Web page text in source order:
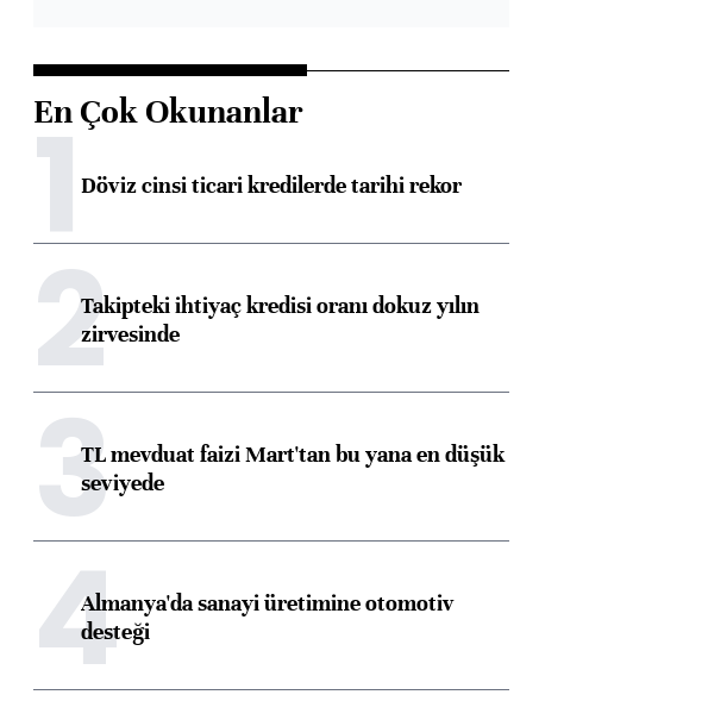
En Çok Okunanlar
1Döviz cinsi ticari kredilerde tarihi rekor
2Takipteki ihtiyaç kredisi oranı dokuz yılın
zirvesinde
3TL mevduat faizi Mart'tan bu yana en düşük
seviyede
4Almanya'da sanayi üretimine otomotiv
desteği